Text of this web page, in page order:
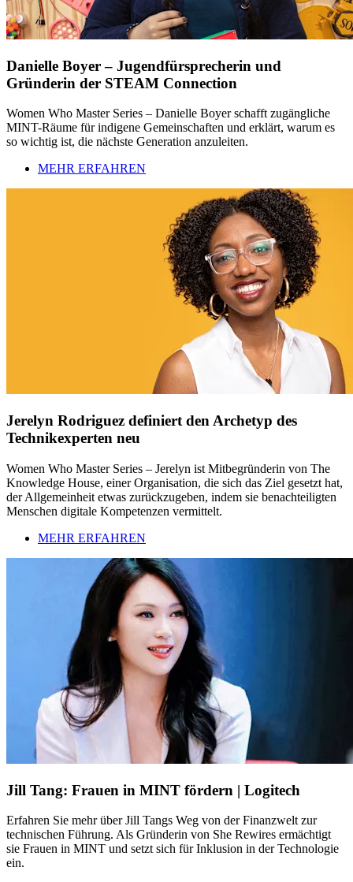
Danielle Boyer – Jugendfürsprecherin und
Gründerin der STEAM Connection
Women Who Master Series – Danielle Boyer schafft zugängliche
MINT-Räume für indigene Gemeinschaften und erklärt, warum es
so wichtig ist, die nächste Generation anzuleiten.
MEHR ERFAHREN
Jerelyn Rodriguez definiert den Archetyp des
Technikexperten neu
Women Who Master Series – Jerelyn ist Mitbegründerin von The
Knowledge House, einer Organisation, die sich das Ziel gesetzt hat,
der Allgemeinheit etwas zurückzugeben, indem sie benachteiligten
Menschen digitale Kompetenzen vermittelt.
MEHR ERFAHREN
Jill Tang: Frauen in MINT fördern | Logitech
Erfahren Sie mehr über Jill Tangs Weg von der Finanzwelt zur
technischen Führung. Als Gründerin von She Rewires ermächtigt
sie Frauen in MINT und setzt sich für Inklusion in der Technologie
ein.